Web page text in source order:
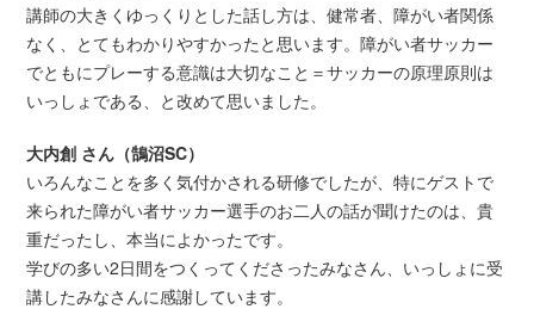
講師の大きくゆっくりとした話し方は、健常者、障がい者関係
なく、とてもわかりやすかったと思います。障がい者サッカー
でともにプレーする意識は大切なこと＝サッカーの原理原則は
いっしょである、と改めて思いました。
大内創 さん（鵠沼SC）
いろんなことを多く気付かされる研修でしたが、特にゲストで
来られた障がい者サッカー選手のお二人の話が聞けたのは、貴
重だったし、本当によかったです。
学びの多い2日間をつくってくださったみなさん、いっしょに受
講したみなさんに感謝しています。